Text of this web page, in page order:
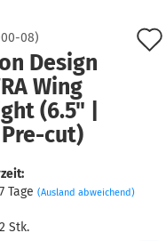
08)
Design
Wing
(6.5" |
cut)
Tage (Ausland abweichend)
2 Stk.